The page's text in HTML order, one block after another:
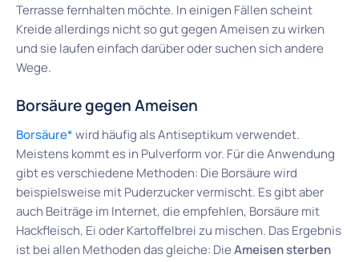
Terrasse fernhalten möchte. In einigen Fällen scheint
Kreide allerdings nicht so gut gegen Ameisen zu wirken
und sie laufen einfach darüber oder suchen sich andere
Wege.
Borsäure gegen Ameisen
Borsäure*wird häufig als Antiseptikum verwendet.
Meistens kommt es in Pulverform vor. Für die Anwendung
gibt es verschiedene Methoden: Die Borsäure wird
beispielsweise mit Puderzucker vermischt. Es gibt aber
auch Beiträge im Internet, die empfehlen, Borsäure mit
Hackfleisch, Ei oder Kartoffelbrei zu mischen. Das Ergebnis
ist bei allen Methoden das gleiche: DieAmeisen sterben